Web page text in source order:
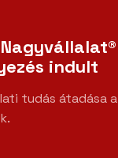
Nagyvállalat®
indult
tudás átadása a